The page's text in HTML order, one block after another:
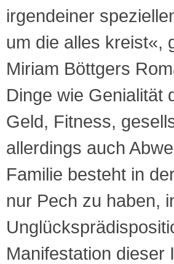
irgendeiner
um die alles kreist«,
Miriam Böttgers
Dinge wie Genialität
Geld, Fitness,
allerdings auch
Familie besteht in
nur Pech zu haben,
Manifestation dieser